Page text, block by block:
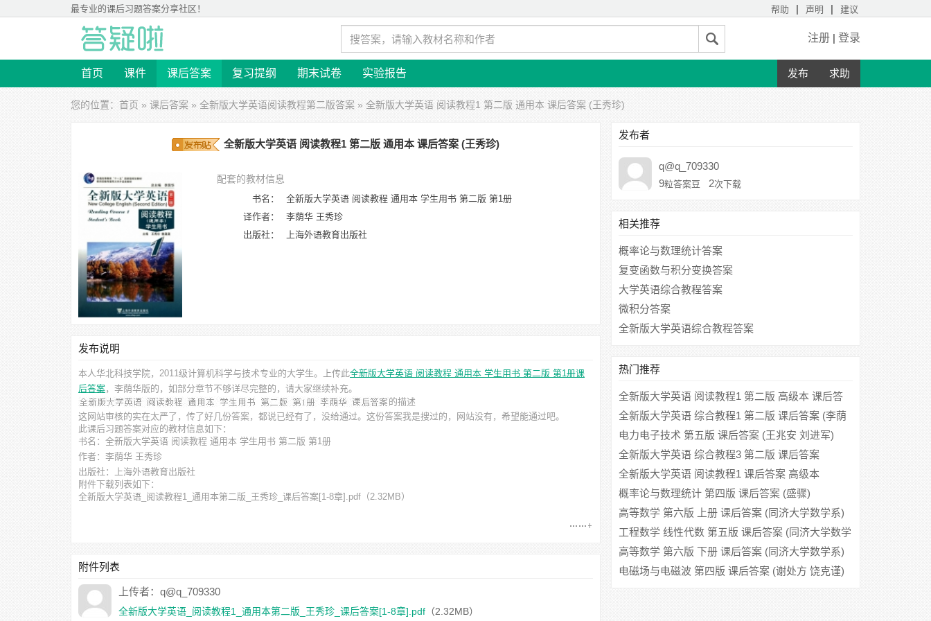
最专业的课后习题答案分享社区！ 帮助 | 声明 | 建议
注册 | 登录
首页 课件 课后答案 复习提纲 期末试卷 实验报告 发布 求助
您的位置： 首页 » 课后答案 » 全新版大学英语阅读教程第二版答案 » 全新版大学英语 阅读教程1 第二版 通用本 课后答案 (王秀珍)
全新版大学英语 阅读教程1 第二版 通用本 课后答案 (王秀珍)
配套的教材信息
书名：
全新版大学英语 阅读教程 通用本 学生用书 第二版 第1册
译作者：
李荫华 王秀珍
出版社：
上海外语教育出版社
发布说明
本人华北科技学院，2011级计算机科学与技术专业的大学生。上传此全新版大学英语 阅读教程 通用本 学生用书 第二版 第1册课
后答案，李荫华版的，如部分章节不够详尽完整的，请大家继续补充。
的描述
这网站审核的实在太严了，传了好几份答案，都说已经有了，没给通过。这份答案我是搜过的，网站没有，希望能通过吧。
此课后习题答案对应的教材信息如下：
书名：全新版大学英语 阅读教程 通用本 学生用书 第二版 第1册
作者：李荫华 王秀珍
出版社：上海外语教育出版社
附件下载列表如下：
全新版大学英语_阅读教程1_通用本第二版_王秀珍_课后答案[1-8章].pdf （2.32MB）
附件列表
上传者：q@q_709330
全新版大学英语_阅读教程1_通用本第二版_王秀珍_课后答案[1-8章].pdf （2.32MB）
发布者
q@q_709330
9粒答案豆 2次下载
相关推荐
概率论与数理统计答案
复变函数与积分变换答案
大学英语综合教程答案
微积分答案
全新版大学英语综合教程答案
热门推荐
全新版大学英语 阅读教程1 第二版 高级本 课后答
案 (柯彦玢)
全新版大学英语 综合教程1 第二版 课后答案 (李荫
华)
电力电子技术 第五版 课后答案 (王兆安 刘进军)
全新版大学英语 综合教程3 第二版 课后答案
全新版大学英语 阅读教程1 课后答案 高级本
概率论与数理统计 第四版 课后答案 (盛骤)
高等数学 第六版 上册 课后答案 (同济大学数学系)
工程数学 线性代数 第五版 课后答案 (同济大学数学
系)
高等数学 第六版 下册 课后答案 (同济大学数学系)
电磁场与电磁波 第四版 课后答案 (谢处方 饶克谨)